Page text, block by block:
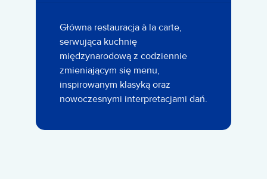
Główna restauracja à la carte,
serwująca kuchnię
międzynarodową z codziennie
zmieniającym się menu,
inspirowanym klasyką oraz
nowoczesnymi interpretacjami dań.